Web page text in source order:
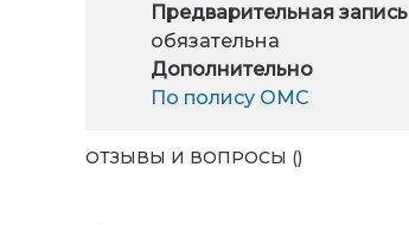
Предварительная запись
обязательна
Дополнительно
По полису ОМС
ОТЗЫВЫ И ВОПРОСЫ ()